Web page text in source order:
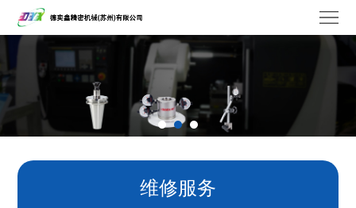
鑫
于
维
维修服务